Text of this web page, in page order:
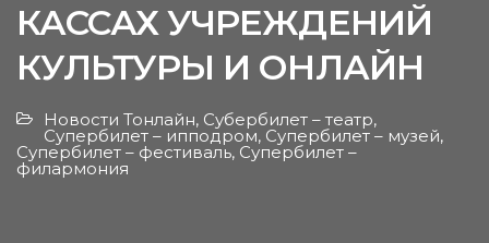
КАССАХ УЧРЕЖДЕНИЙ
КУЛЬТУРЫ И ОНЛАЙН
Новости Тонлайн, Субербилет – театр,
Супербилет – ипподром, Супербилет – музей,
Супербилет – фестиваль, Супербилет –
филармония